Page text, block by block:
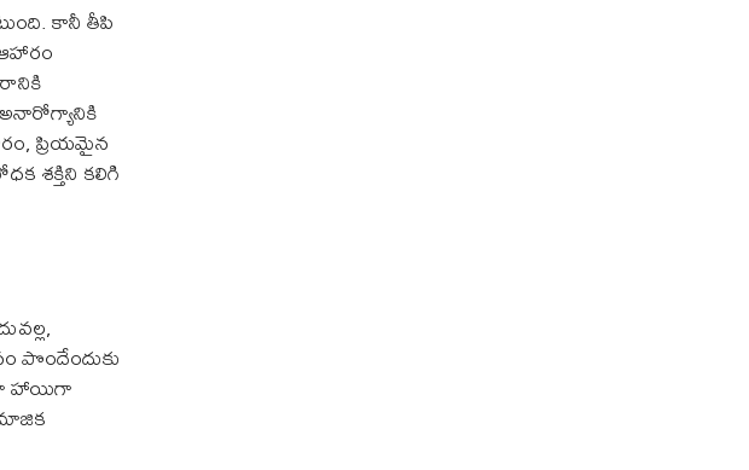
కానీ తీపి
అనారోగ్యానికి
ప్రియమైన
శక్తిని కలిగి
పొందేందుకు
హాయిగా